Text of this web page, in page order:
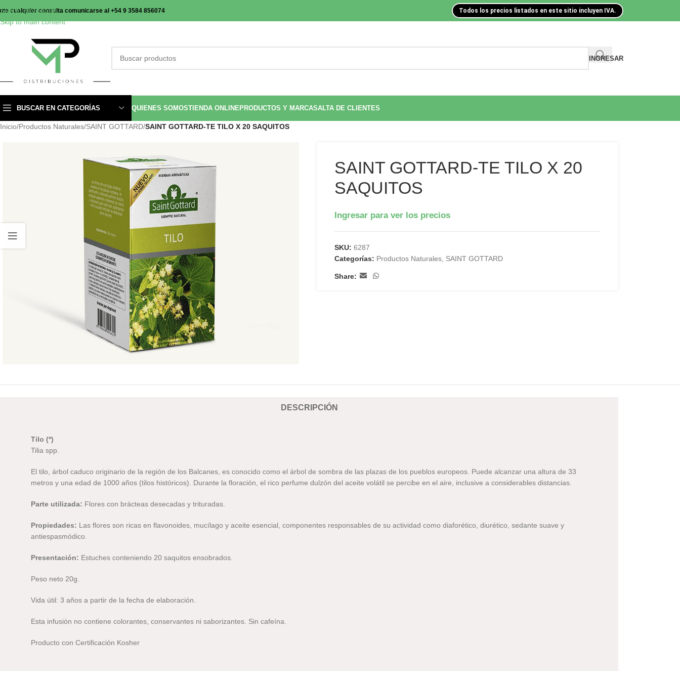
Skip to navigation
Skip to main content
cualquier consulta comunicarse al +54 9 3584 856074 Todos los precios listados en este sitio incluyen IVA.
INGRESAR
BUSCAR EN CATEGORÍAS QUIENES SOMOSTIENDA ONLINEPRODUCTOS Y MARCASALTA DE CLIENTES
Inicio/Productos Naturales/SAINT GOTTARD/SAINT GOTTARD-TE TILO X 20 SAQUITOS
SAINT GOTTARD-TE TILO X 20
SAQUITOS
Ingresar para ver los precios
SKU: 6287
Categorías: Productos Naturales, SAINT GOTTARD
Share:
DESCRIPCIÓN
Tilo (*)
Tilia spp.
El tilo, árbol caduco originario de la región de los Balcanes, es conocido como el árbol de sombra de las plazas de los pueblos europeos. Puede alcanzar una altura de 33
metros y una edad de 1000 años (tilos históricos). Durante la floración, el rico perfume dulzón del aceite volátil se percibe en el aire, inclusive a considerables distancias.
Parte utilizada: Flores con brácteas desecadas y trituradas.
Propiedades: Las flores son ricas en flavonoides, mucílago y aceite esencial, componentes responsables de su actividad como diaforético, diurético, sedante suave y
antiespasmódico.
Presentación: Estuches conteniendo 20 saquitos ensobrados.
Peso neto 20g.
Vida útil: 3 años a partir de la fecha de elaboración.
Esta infusión no contiene colorantes, conservantes ni saborizantes. Sin cafeína.
Producto con Certificación Kosher